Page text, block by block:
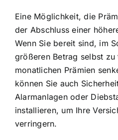
Eine Möglichkeit, die
der Abschluss einer
Wenn Sie bereit sind, im
größeren Betrag selbst
monatlichen Prämien
können Sie auch
Alarmanlagen oder
installieren, um Ihre
verringern.